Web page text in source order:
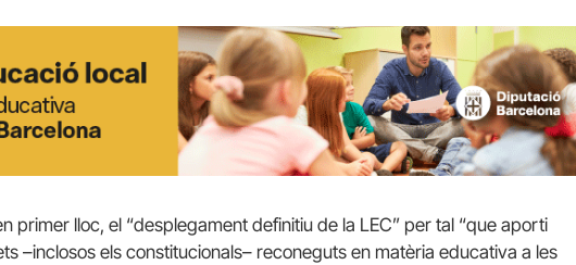
primer lloc, el “desplegament definitiu de la LEC” per tal “que aporti
–inclosos els constitucionals– reconeguts en matèria educativa a les